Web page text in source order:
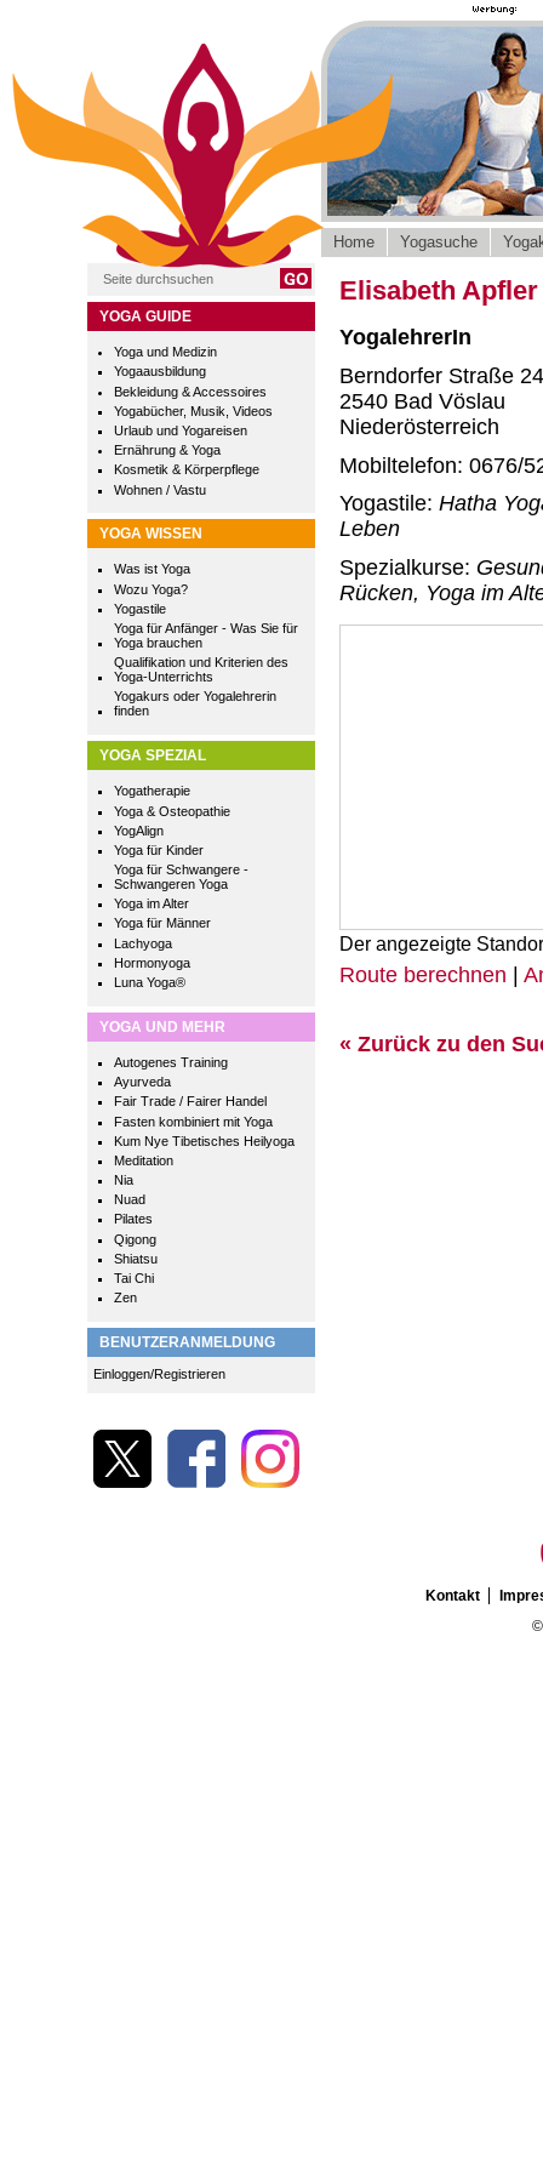
YOGA GUIDE
Yoga und Medizin
Yogaausbildung
Bekleidung & Accessoires
Yogabücher, Musik, Videos
Urlaub und Yogareisen
Ernährung & Yoga
Kosmetik & Körperpflege
Wohnen / Vastu
YOGA WISSEN
Was ist Yoga
Wozu Yoga?
Yogastile
Yoga für Anfänger - Was Sie für
Yoga brauchen
Qualifikation und Kriterien des
Yoga-Unterrichts
Yogakurs oder Yogalehrerin
finden
YOGA SPEZIAL
Yogatherapie
Yoga & Osteopathie
YogAlign
Yoga für Kinder
Yoga für Schwangere -
Schwangeren Yoga
Yoga im Alter
Yoga für Männer
Lachyoga
Hormonyoga
Luna Yoga®
YOGA UND MEHR
Autogenes Training
Ayurveda
Fair Trade / Fairer Handel
Fasten kombiniert mit Yoga
Kum Nye Tibetisches Heilyoga
Meditation
Nia
Nuad
Pilates
Qigong
Shiatsu
Tai Chi
Zen
BENUTZERANMELDUNG
Einloggen/Registrieren
Home Yogasuche
Elisabeth
YogalehrerIn
Berndorfer Straße 24
2540 Bad Vöslau
Niederösterreich
Mobiltelefon: 0676/
Yogastile: Hatha
Leben
Spezialkurse:
Rücken, Yoga im
Der angezeigte
Route berechnen |
« Zurück zu den
Kontakt
©